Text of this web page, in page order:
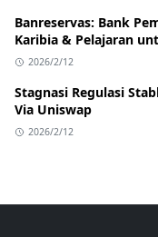
Banreservas: Bank
Karibia & Pelajaran
2026/2/12
Stagnasi Regulasi
Via Uniswap
2026/2/12